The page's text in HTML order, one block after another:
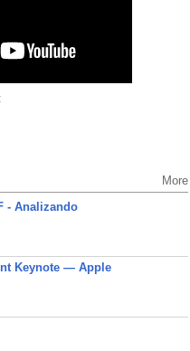
More
- Analizando
Keynote — Apple